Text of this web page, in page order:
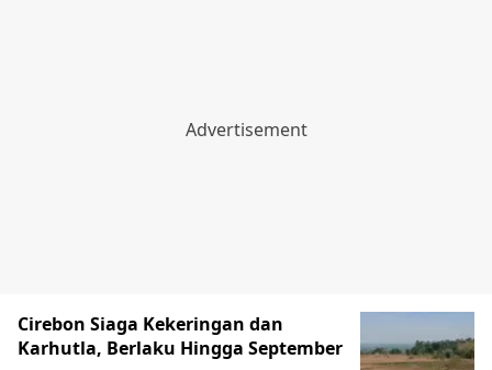
Cirebon Siaga Kekeringan dan
Karhutla, Berlaku Hingga September